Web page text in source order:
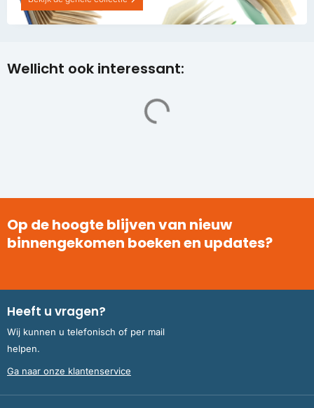
Wellicht ook interessant:
Op de hoogte blijven van nieuw
binnengekomen boeken en updates?
Heeft u vragen?
Wij kunnen u telefonisch of per mail
helpen.
Ga naar onze klantenservice